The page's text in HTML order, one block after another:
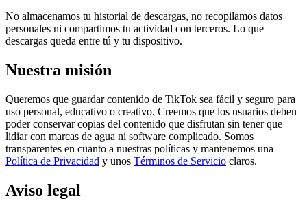
No almacenamos tu historial de descargas, no recopilamos datos
personales ni compartimos tu actividad con terceros. Lo que
descargas queda entre tú y tu dispositivo.
Nuestra misión
Queremos que guardar contenido de TikTok sea fácil y seguro para
uso personal, educativo o creativo. Creemos que los usuarios deben
poder conservar copias del contenido que disfrutan sin tener que
lidiar con marcas de agua ni software complicado. Somos
transparentes en cuanto a nuestras políticas y mantenemos una
Política de Privacidad y unos Términos de Servicio claros.
Aviso legal